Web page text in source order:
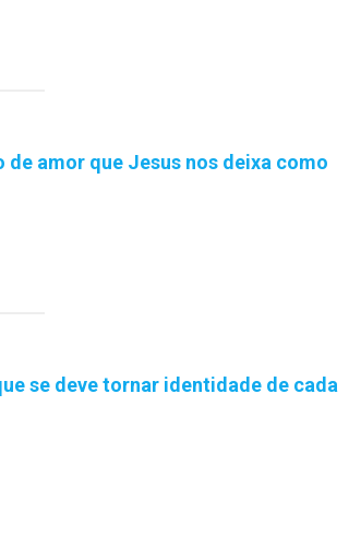
de amor que Jesus nos deixa como
se deve tornar identidade de cada